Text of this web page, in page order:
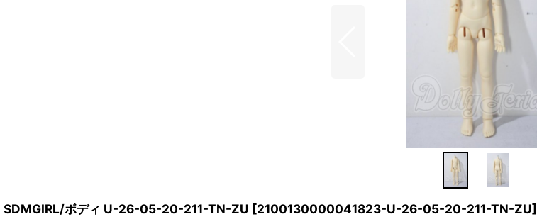
SDMGIRL/ボディ U-26-05-20-211-TN-ZU [2100130000041823-U-26-05-20-211-TN-ZU]